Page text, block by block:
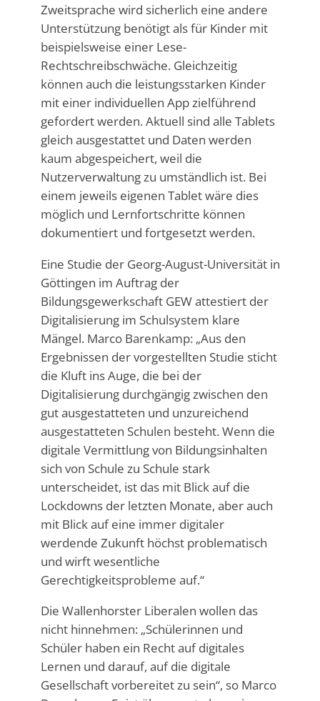
Zweitsprache wird sicherlich eine andere
Unterstützung benötigt als für Kinder mit
beispielsweise einer Lese-
Rechtschreibschwäche. Gleichzeitig
können auch die leistungsstarken Kinder
mit einer individuellen App zielführend
gefordert werden. Aktuell sind alle Tablets
gleich ausgestattet und Daten werden
kaum abgespeichert, weil die
Nutzerverwaltung zu umständlich ist. Bei
einem jeweils eigenen Tablet wäre dies
möglich und Lernfortschritte können
dokumentiert und fortgesetzt werden.
Eine Studie der Georg-August-Universität in
Göttingen im Auftrag der
Bildungsgewerkschaft GEW attestiert der
Digitalisierung im Schulsystem klare
Mängel. Marco Barenkamp: „Aus den
Ergebnissen der vorgestellten Studie sticht
die Kluft ins Auge, die bei der
Digitalisierung durchgängig zwischen den
gut ausgestatteten und unzureichend
ausgestatteten Schulen besteht. Wenn die
digitale Vermittlung von Bildungsinhalten
sich von Schule zu Schule stark
unterscheidet, ist das mit Blick auf die
Lockdowns der letzten Monate, aber auch
mit Blick auf eine immer digitaler
werdende Zukunft höchst problematisch
und wirft wesentliche
Gerechtigkeitsprobleme auf.“
Die Wallenhorster Liberalen wollen das
nicht hinnehmen: „Schülerinnen und
Schüler haben ein Recht auf digitales
Lernen und darauf, auf die digitale
Gesellschaft vorbereitet zu sein“, so Marco